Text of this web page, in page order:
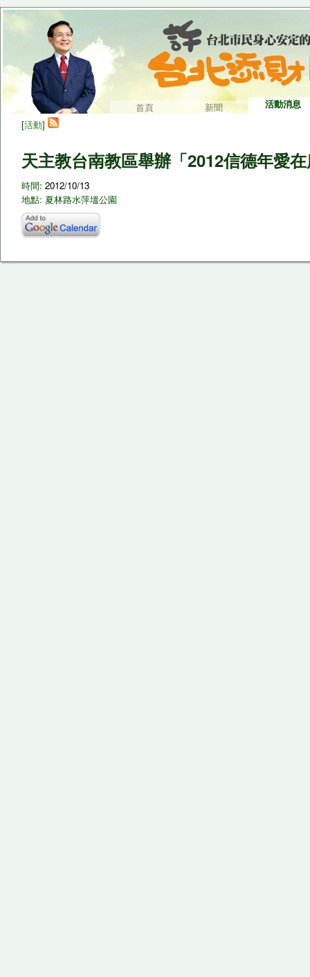
首頁 新聞 活動消息
[活動]
天主教台南教區舉辦「2012信德年愛
時間: 2012/10/13
地點: 夏林路水萍塭公園